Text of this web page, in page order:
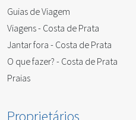
Guias de Viagem
Viagens - Costa de Prata
Jantar fora - Costa de Prata
O que fazer? - Costa de Prata
Praias
Proprietários